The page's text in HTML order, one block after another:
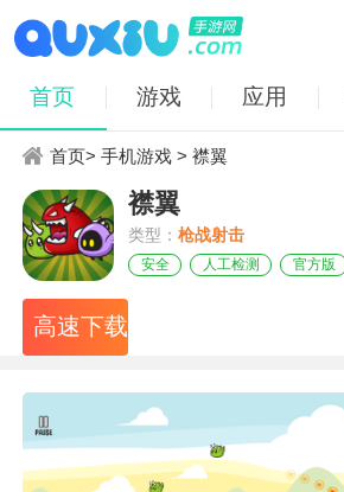
首页 游戏 应用
首页>手机游戏 > 襟翼
襟翼
类型：枪战射击
安全 人工检测 官方版
高速下载